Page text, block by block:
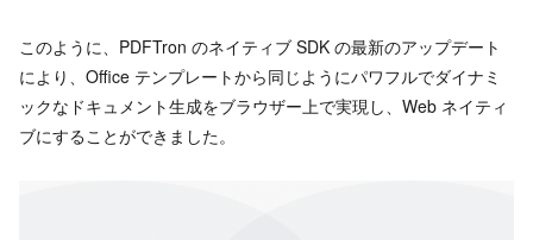
このように、PDFTron のネイティブ SDK の最新のアップデート
により、Office テンプレートから同じようにパワフルでダイナミ
ックなドキュメント生成をブラウザー上で実現し、Web ネイティ
ブにすることができました。